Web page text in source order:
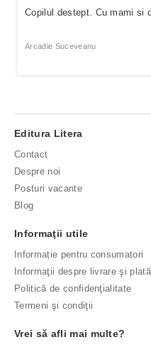
Copilul destept. Cu mami si
Arcadie Suceveanu
Editura Litera
Contact
Despre noi
Posturi vacante
Blog
Informaţii utile
Informație pentru consumatori
Informaţii despre livrare şi plată
Politică de confidenţialitate
Termeni şi condiţii
Vrei să afli mai multe?